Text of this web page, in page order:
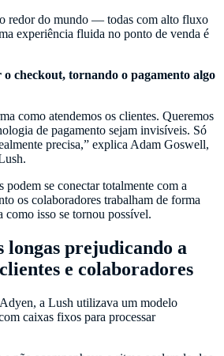
redor do mundo — todas com alto fluxo
experiência fluida no ponto de venda é
checkout, tornando o pagamento algo
como atendemos os clientes. Queremos
de pagamento sejam invisíveis. Só
precisa,” explica Adam Goswell,
se conectar totalmente com a
os colaboradores trabalham de forma
como isso se tornou possível.
longas prejudicando a
e colaboradores
a Lush utilizava um modelo
caixas fixos para processar